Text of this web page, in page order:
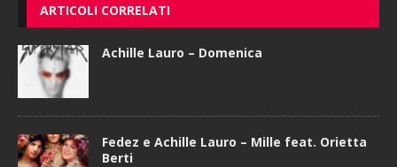
ARTICOLI CORRELATI
Achille Lauro – Domenica
Fedez e Achille Lauro – Mille feat. Orietta
Berti